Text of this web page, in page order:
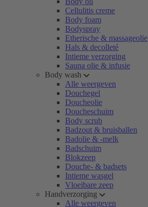
Cellulitis creme
Body foam
Bodyspray
Etherische & massageolie
Hals & decolleté
Intieme verzorging
Sauna olie & infusie
Body wash
Alle weergeven
Douchegel
Doucheolie
Doucheschuim
Body scrub
Badzout & bruisballen
Badolie & -melk
Badschuim
Blokzeep
Douche- & badsets
Intieme wasgel
Vloeibare zeep
Handverzorging
Alle weergeven